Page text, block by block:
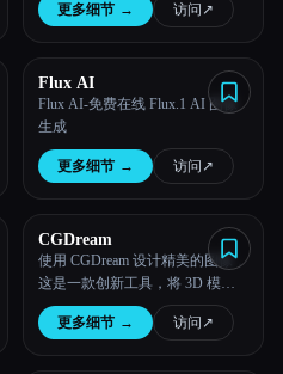
更多细节 → 访问 ↗︎
Flux AI
Flux AI-免费在线 Flux.1 AI 图像
生成
更多细节 → 访问 ↗︎
CGDream
使用 CGDream 设计精美的图像，
这是一款创新工具，将 3D 模型
与生成式 AI 相结合，可实现无与
伦比的控制和创造力。
更多细节 → 访问 ↗︎